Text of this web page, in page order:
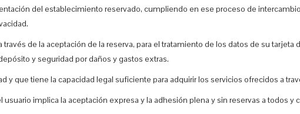
del establecimiento reservado, cumpliendo en ese proceso de
de la aceptación de la reserva, para el tratamiento de los datos de su
y seguridad por daños y gastos extras.
y que tiene la capacidad legal suficiente para adquirir los servicios ofrecidos a
usuario implica la aceptación expresa y la adhesión plena y sin reservas a todos y